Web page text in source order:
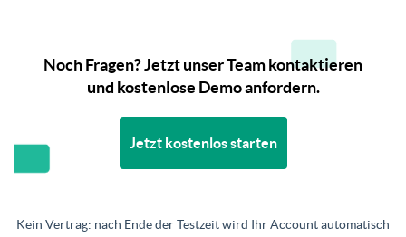
Noch Fragen? Jetzt unser Team kontaktieren
und kostenlose Demo anfordern.
Jetzt kostenlos starten
Kein Vertrag: nach Ende der Testzeit wird Ihr Account automatisch